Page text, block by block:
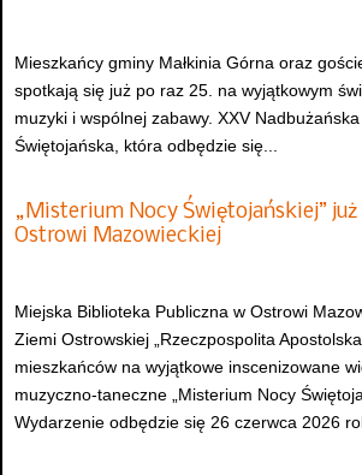
Mieszkańcy gminy Małkinia Górna oraz
spotkają się już po raz 25. na wyjątkowym
muzyki i wspólnej zabawy. XXV
Świętojańska, która odbędzie się...
„Misterium Nocy Świętojańskiej”
Ostrowi Mazowieckiej
Miejska Biblioteka Publiczna w Ostrowi
Ziemi Ostrowskiej „Rzeczpospolita
mieszkańców na wyjątkowe inscenizowane
muzyczno-taneczne „Misterium Nocy
Wydarzenie odbędzie się 26 czerwca 2026